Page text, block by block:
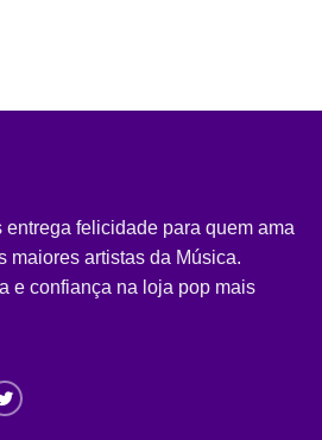
entrega felicidade para quem ama
maiores artistas da Música.
e confiança na loja pop mais